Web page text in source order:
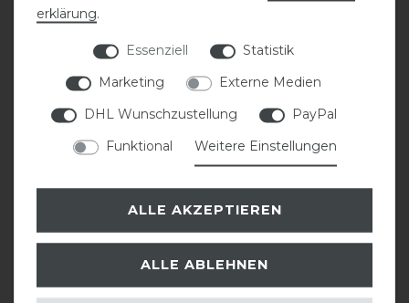
-15%
148,50 € *
127,50 € *
erklärung.
Essenziell
Statistik
Marketing
Externe Medien
DHL Wunschzustellung
PayPal
Funktional
Weitere Einstellungen
ALLE AKZEPTIEREN
ALLE ABLEHNEN